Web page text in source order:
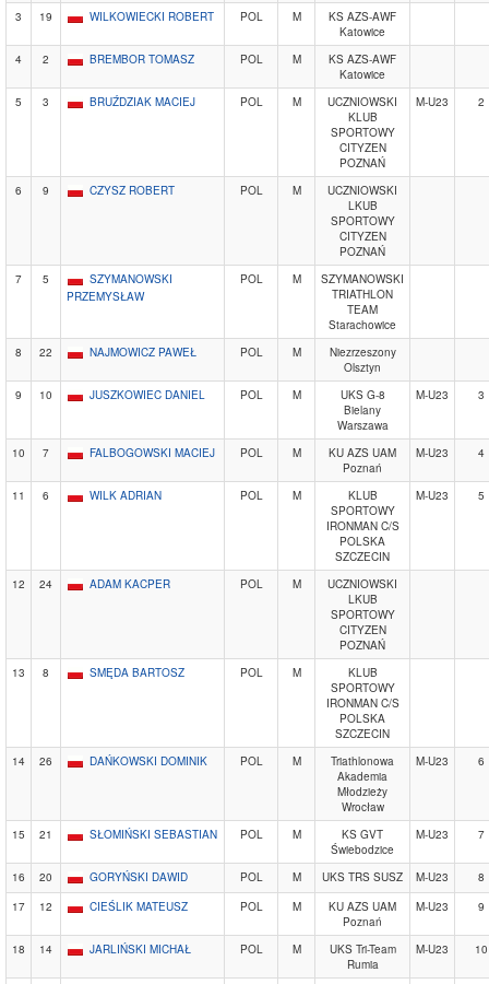
3
19 WILKOWIECKI ROBERT POL M
KS AZS-AWF
Katowice
4
2 BREMBOR TOMASZ POL M
KS AZS-AWF
Katowice
5
3 BRUŹDZIAK MACIEJ POL M
UCZNIOWSKI
KLUB
SPORTOWY
CITYZEN
POZNAŃ
M-U23 2
6 9 CZYSZ ROBERT POL M
UCZNIOWSKI
LKUB
SPORTOWY
CITYZEN
POZNAŃ
7
5
SZYMANOWSKI
PRZEMYSŁAW
POL M
SZYMANOWSKI
TRIATHLON
TEAM
Starachowice
8
22 NAJMOWICZ PAWEŁ POL M
Niezrzeszony
Olsztyn
9
10 JUSZKOWIEC DANIEL POL M
UKS G-8
Bielany
Warszawa
M-U23 3
10 7 FALBOGOWSKI MACIEJ POL M
KU AZS UAM
Poznań
M-U23 4
11 6 WILK ADRIAN POL M
KLUB
SPORTOWY
IRONMAN C/S
POLSKA
SZCZECIN
M-U23 5
12 24 ADAM KACPER POL M
UCZNIOWSKI
LKUB
SPORTOWY
CITYZEN
POZNAŃ
13
8 SMĘDA BARTOSZ POL M
KLUB
SPORTOWY
IRONMAN C/S
POLSKA
SZCZECIN
14
26 DAŃKOWSKI DOMINIK POL M
Triathlonowa
Akademia
Młodzieży
Wrocław
M-U23 6
15 21 SŁOMIŃSKI SEBASTIAN POL M
KS GVT
Świebodzice
M-U23 7
16 20 GORYŃSKI DAWID POL M UKS TRS SUSZ M-U23
8
17
12 CIEŚLIK MATEUSZ POL M
KU AZS UAM
Poznań
M-U23 9
18 14 JARLIŃSKI MICHAŁ POL M
UKS Tri-Team
Rumia
M-U23 10